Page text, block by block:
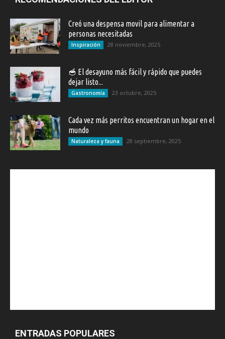
Creó una despensa movil para alimentar a
personas necesitadas
Inspiración 28 noviembre, 2025
🥣 El desayuno más fácil y rápido que puedes
dejar listo...
Gastronomía 23 octubre, 2025
Cada vez más perritos encuentran un hogar en el
mundo
Naturaleza y fauna 28 septiembre, 2025
ENTRADAS POPULARES